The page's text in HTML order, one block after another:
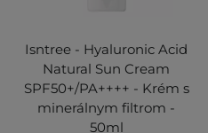
Isntree - Hyaluronic Acid
Natural Sun Cream
SPF50+/PA++++ - Krém s
minerálnym filtrom -
50ml